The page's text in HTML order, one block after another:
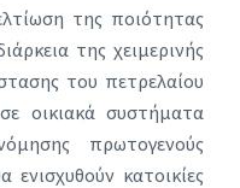
της ποιότητας
της χειμερινής
του πετρελαίου
οικιακά συστήματα
πρωτογενούς
κατοικίες